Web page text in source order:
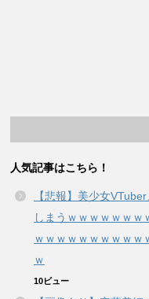
人気記事はこちら！
【悲報】美少女
しまうｗｗｗｗｗｗｗ
ｗｗｗｗｗｗｗｗｗｗ
ｗ
10ビュー